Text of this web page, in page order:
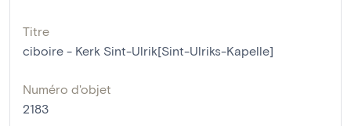
Titre
ciboire - Kerk Sint-Ulrik[Sint-Ulriks-Kapelle]
Numéro d'objet
2183